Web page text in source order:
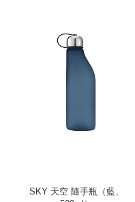
SKY 天空 隨手瓶（藍、